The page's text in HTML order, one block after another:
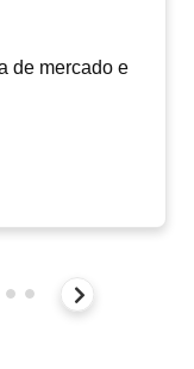
de mercado e